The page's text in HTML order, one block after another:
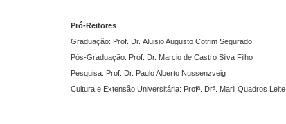
Pró-Reitores
Graduação: Prof. Dr. Aluisio Augusto Cotrim Segurado
Pós-Graduação: Prof. Dr. Marcio de Castro Silva Filho
Pesquisa: Prof. Dr. Paulo Alberto Nussenzveig
Cultura e Extensão Universitária: Profª. Drª. Marli Quadros Leite